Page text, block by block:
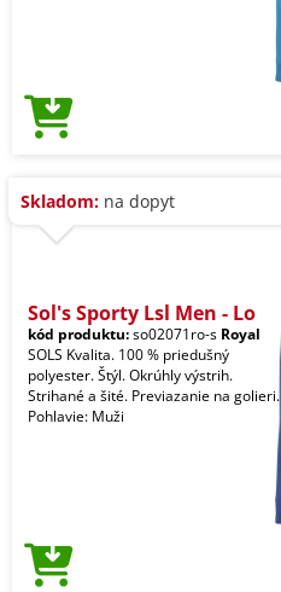
Skladom: na dopyt
Sol's Sporty Lsl Men - Lo
kód produktu:so02071ro-s Royal
SOLS Kvalita. 100 % priedušný
polyester. Štýl. Okrúhly výstrih.
Strihané a šité. Previazanie na golieri.
Pohlavie: Muži